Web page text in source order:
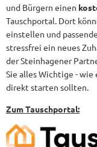
und Bürgern einen
Tauschportal. Dort
einstellen und
stressfrei ein neues
der Steinhagener
Sie alles Wichtige -
direkt starten sollten.
Zum Tauschportal: